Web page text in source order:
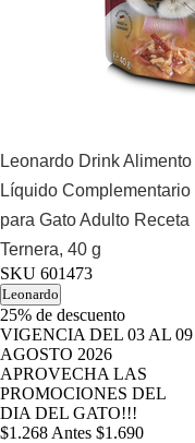
Leonardo Drink Alimento
Líquido Complementario
para Gato Adulto Receta
Ternera, 40 g
SKU 601473
Leonardo
25% de descuento
VIGENCIA DEL 03 AL 09
AGOSTO 2026
APROVECHA LAS
PROMOCIONES DEL
DIA DEL GATO!!!
$1.268 Antes $1.690